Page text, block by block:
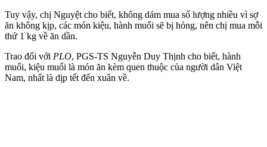
Tuy vậy, chị Nguyệt cho biết, không dám mua số lượng nhiều vì sợ
ăn không kịp, các món kiệu, hành muối sẽ bị hỏng, nên chị mua mỗi
thứ 1 kg về ăn dần.
Trao đổi với PLO, PGS-TS Nguyễn Duy Thịnh cho biết, hành
muối, kiệu muối là món ăn kèm quen thuộc của người dân Việt
Nam, nhất là dịp tết đến xuân về.